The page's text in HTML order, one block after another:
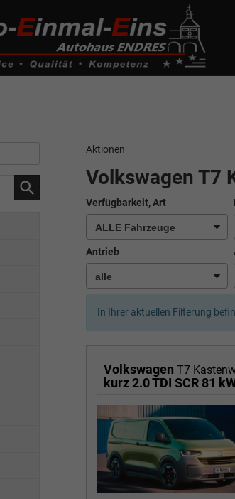
Points to address or value: selector1-aee-
Aktionen
Volkswagen T7
Verfügbarkeit, Art
Antrieb
In Ihrer aktuellen Filterung
Volkswagen T7